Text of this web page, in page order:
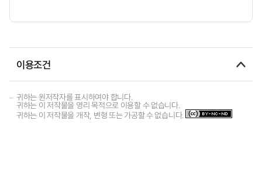
이용조건
귀하는 원저작자를 표시하여야 합니다.
귀하는 이 저작물을 영리 목적으로 이용할 수 없습니다.
귀하는 이 저작물을 개작, 변형 또는 가공할 수 없습니다.